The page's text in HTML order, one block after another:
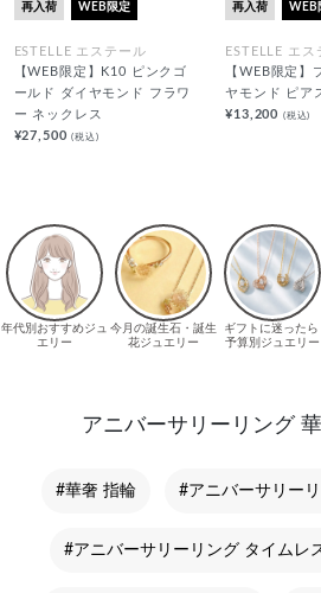
再入荷 WEB限定
ESTELLE エステール
【WEB限定】K10 ピンクゴ
ールド ダイヤモンド フラワ
ー ネックレス
¥27,500(税込)
再入荷 WEB
ESTELLE エス
【WEB限定】
ヤモンド ピア
¥13,200 (税込)
アニバーサリーリング
#華奢 指輪 #アニバーサリー
#アニバーサリーリング タイムレ